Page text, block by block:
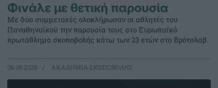
Φινάλε με θετική παρουσία
Με δύο συμμετοχές ολοκλήρωσαν οι αθλητές του
Παναθηναϊκού την παρουσία τους στο Ευρωπαϊκό
πρωτάθλημα σκοποβολής κάτω των 23 ετών στο Βρότσλαβ.
06.08.2026 ΑΚΑΔΗΜΙΑ ΣΚΟΠΟΒΟΛΗΣ